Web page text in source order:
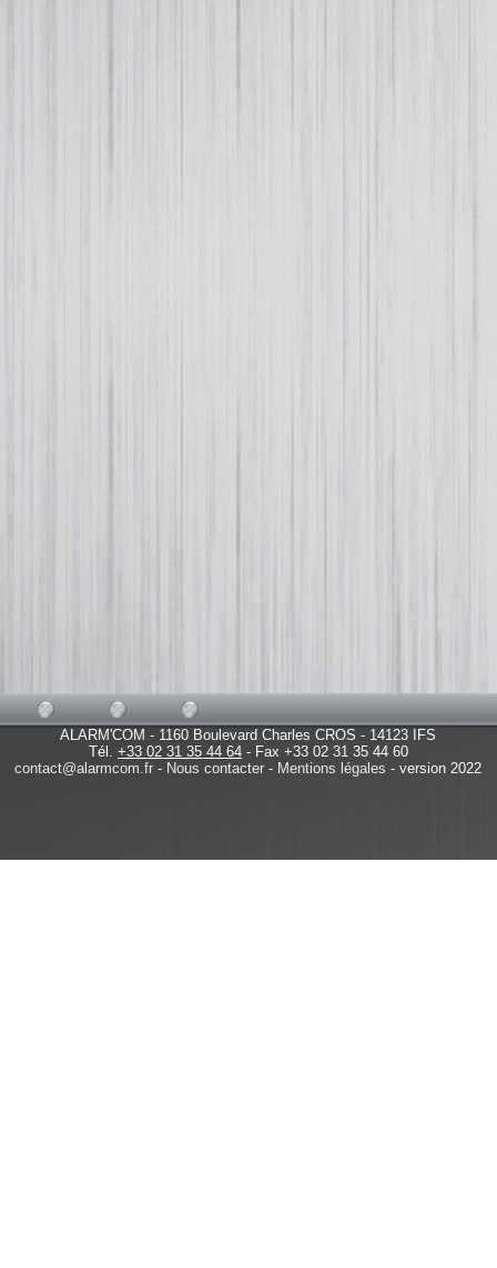
ALARM'COM - 1160 Boulevard Charles CROS - 14123 IFS
Tél. +33 02 31 35 44 64 - Fax +33 02 31 35 44 60
contact@alarmcom.fr- Nous contacter- Mentions légales- version 2022